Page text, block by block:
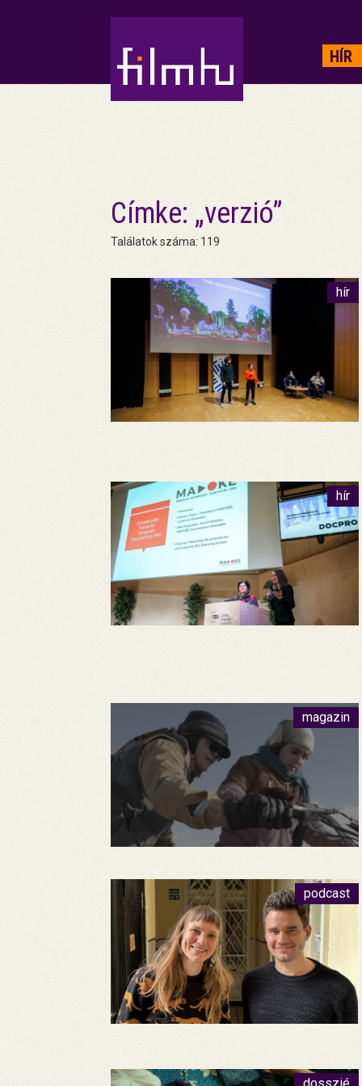
HÍR
Címke: „verzió”
Találatok száma: 119
hír
hír
magazin
podcast